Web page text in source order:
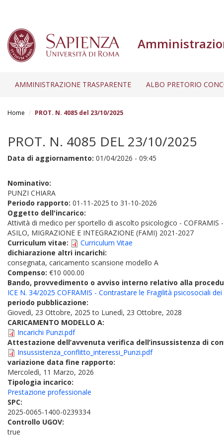
AMMINISTRAZIONE TRASPARENTE ALBO PRETORIO
Home PROT. N. 4085 del 23/10/2025
PROT. N. 4085 DEL 23/10/2025
Data di aggiornamento: 01/04/2026 - 09:45
Nominativo:
PUNZI CHIARA
Periodo rapporto: 01-11-2025 to 31-10-2026
Oggetto dell'incarico:
Attività di medico per sportello di ascolto psicologico -
ASILO, MIGRAZIONE E INTEGRAZIONE (FAMI) 2021-2027
Curriculum vitae:
Curriculum Vitae
dichiarazione altri incarichi:
consegnata, caricamento scansione modello A
Compenso: €10 000.00
Bando, provvedimento o avviso interno relativo alla
ICE N. 34/2025 COFRAMIS - Contrastare le Fragilità psicosociali
periodo pubblicazione:
Giovedì, 23 Ottobre, 2025 to Lunedì, 23 Ottobre, 2028
CARICAMENTO MODELLO A:
Incarichi Punzi.pdf
Attestazione dell’avvenuta verifica dell’insussistenza di
Insussistenza_conflitto_interessi_Punzi.pdf
variazione data fine rapporto:
Mercoledì, 11 Marzo, 2026
Tipologia incarico:
Prestazione professionale
SPC:
2025-0065-1400-0239334
Controllo UGOV:
true